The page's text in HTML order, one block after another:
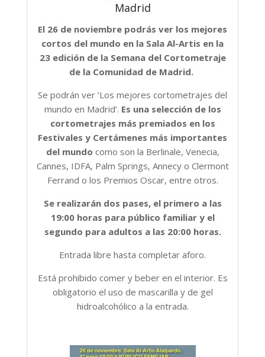
Madrid
El 26 de noviembre podrás ver los mejores
cortos del mundo en la Sala Al-Artis en la
23 edición de la Semana del Cortometraje
de la Comunidad de Madrid.
Se podrán ver ‘Los mejores cortometrajes del
mundo en Madrid’. Es una selección de los
cortometrajes más premiados en los
Festivales y Certámenes más importantes
del mundo como son la Berlinale, Venecia,
Cannes, IDFA, Palm Springs, Annecy o Clermont
Ferrand o los Premios Oscar, entre otros.
Se realizarán dos pases, el primero a las
19:00 horas para público familiar y el
segundo para adultos a las 20:00 horas.
Entrada libre hasta completar aforo.
Está prohibido comer y beber en el interior. Es
obligatorio el uso de mascarilla y de gel
hidroalcohólico a la entrada.